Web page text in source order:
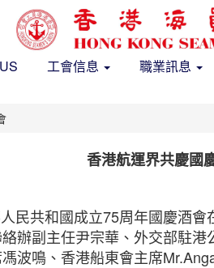
工會信息 職業訊息
香港航運界共慶國
民共和國成立75周年國慶酒
辦副主任尹宗華、外交部駐
波鳴、香港船東會主席